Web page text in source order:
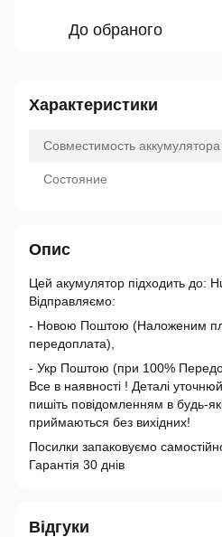
До обраного
Характеристики
Совместимость аккумулятора
Состояние
Опис
Цей акумулятор підходить до:
Відправляємо:
- Новою Поштою (Наложеним
передоплата),
- Укр Поштою (при 100%
Все в наявності ! Деталі
пишіть повідомленням в будь-
приймаються без вихідних!
Посилки запаковуємо
Гарантія 30 днів
Відгуки